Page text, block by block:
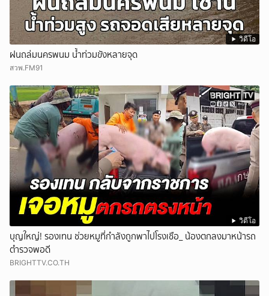
วิดีโอ
ฝนถล่มนครพนม น้ำท่วมขังหลายจุด
สวพ.FM91
วิดีโอ
บุญใหญ่! รองเทน ช่วยหมูที่กำลังถูกพาไปโรงเชือ_ น้องตกลงมาหน้ารถ
ตำรวจพอดี
BRIGHTTV.CO.TH